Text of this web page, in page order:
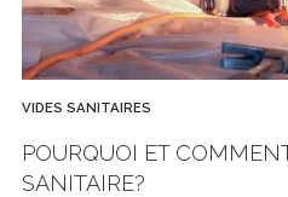
VIDES SANITAIRES
POURQUOI ET
SANITAIRE?